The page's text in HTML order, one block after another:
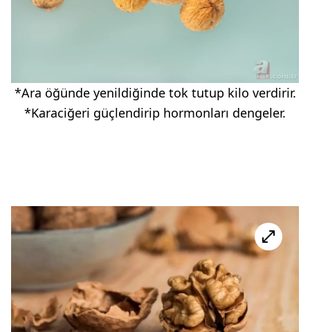
*Ara öğünde yenildiğinde tok tutup kilo verdirir.
*Karaciğeri güçlendirip hormonları dengeler.